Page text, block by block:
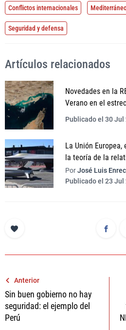
Conflictos internacionales
Seguridad y defensa
Artículos relacionados
Novedades en la
Verano en el
Publicado el 30 Jul
La Unión
la teoría de la
PorJosé Luis
Publicado el 23 Jul
Navegación
de
entradas
Anterior
Sin buen gobierno no hay
seguridad: el ejemplo del
Perú